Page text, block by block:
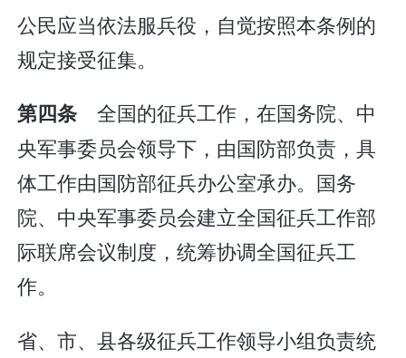
公民应当依法服兵役，自觉按照本条例的
规定接受征集。
第四条 全国的征兵工作，在国务院、中
央军事委员会领导下，由国防部负责，具
体工作由国防部征兵办公室承办。国务
院、中央军事委员会建立全国征兵工作部
际联席会议制度，统筹协调全国征兵工
作。
省、市、县各级征兵工作领导小组负责统